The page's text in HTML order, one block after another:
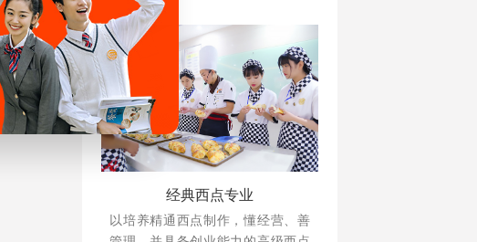
经典西点专业
以培养精通西点制作，懂经营、善